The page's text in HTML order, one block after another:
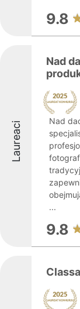
9.8
Laureaci
Nad
Nad
...
9.8